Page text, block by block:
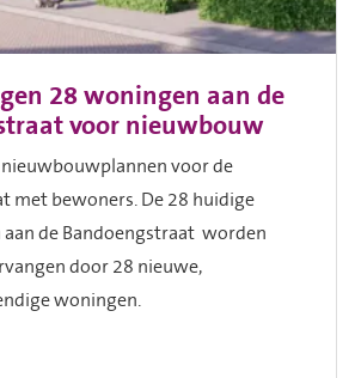
28 woningen aan de
voor nieuwbouw
nieuwbouwplannen voor de
met bewoners. De 28 huidige
de Bandoengstraat worden
door 28 nieuwe,
woningen.